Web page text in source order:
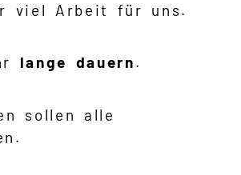
viel Arbeit für uns.
lange dauern.
sollen alle